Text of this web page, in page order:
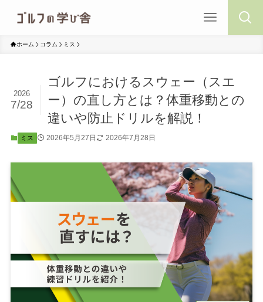
ホーム コラム ミス
ゴルフにおけるスウェー（スエ
ー）の直し方とは？体重移動との
違いや防止ドリルを解説！
2026
7/28
ミス 2026年5月27日 2026年7月28日